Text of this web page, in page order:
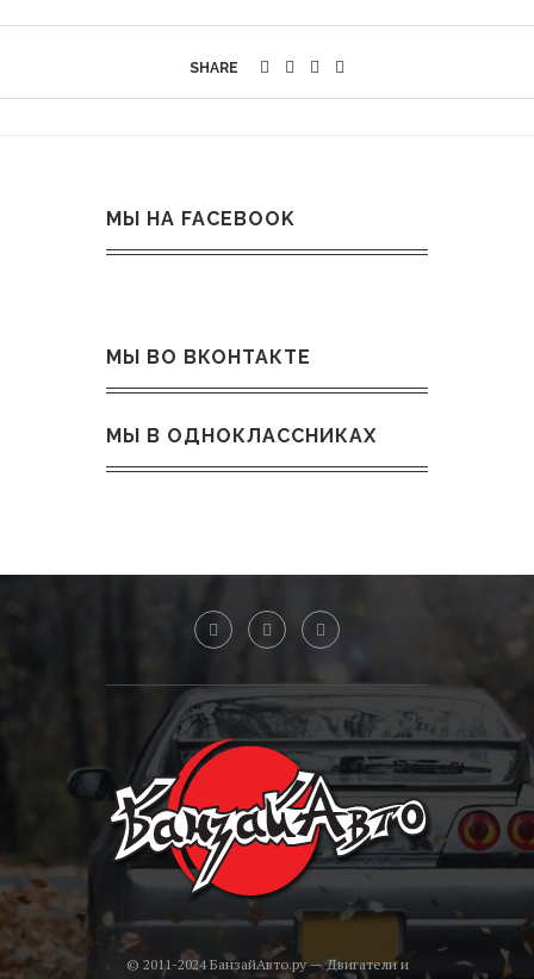
SHARE
МЫ НА FACEBOOK
МЫ ВО ВКОНТАКТЕ
МЫ В ОДНОКЛАССНИКАХ
© 2011-2024 БанзайАвто.ру — Двигатели и